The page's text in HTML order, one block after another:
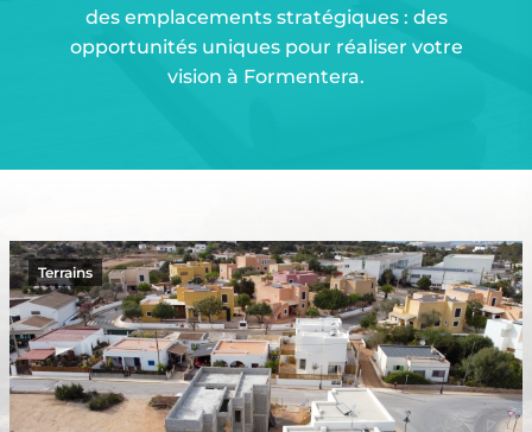
des emplacements stratégiques : des
opportunités uniques pour réaliser votre
vision à Formentera.
Terrains